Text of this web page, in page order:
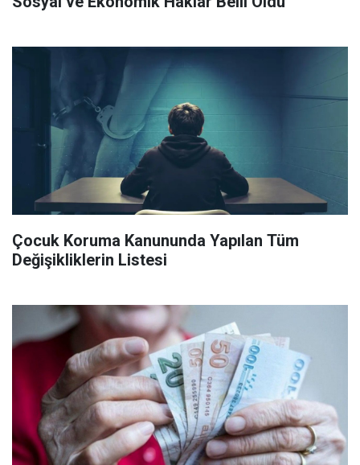
Çocuk Koruma Kanununda Yapılan Tüm
Değişikliklerin Listesi